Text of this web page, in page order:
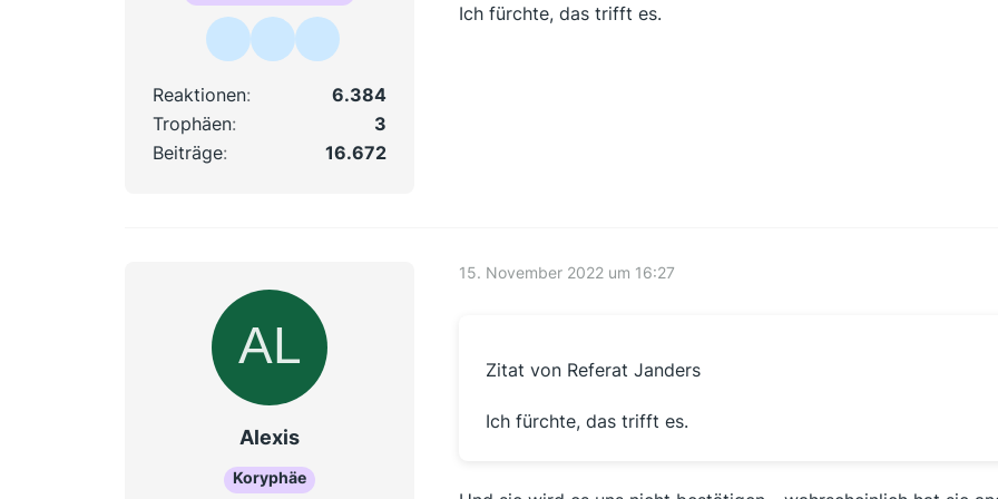
Reaktionen
6.384
Trophäen
3
Beiträge
16.672
Ich fürchte, das trifft es.
Alexis
Koryphäe
15. November 2022 um 16:27
Zitat von Referat Janders
Ich fürchte, das trifft es.